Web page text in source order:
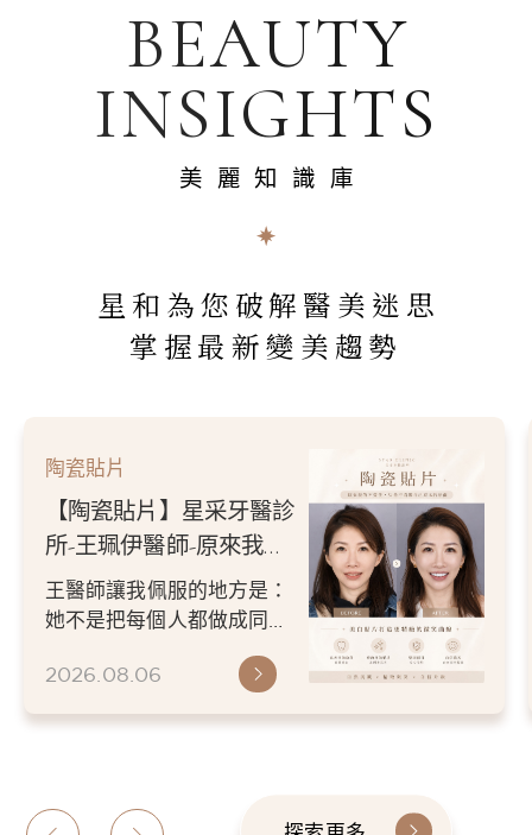
BEAUTY
INSIGHTS
美麗知識庫
星和為您破解醫美迷思
掌握最新變美趨勢
陶瓷貼片
【陶瓷貼片】星采牙醫診
所-王珮伊醫師-從門牙縫
到自信笑容：美白貼片打
造更精緻的微笑曲線
王珮伊醫師在規劃貼片時，
除了考量牙齒本身條件，也
微笑方式等細節出發，協助
2026.06.26